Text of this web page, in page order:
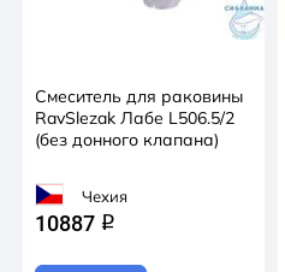
Смеситель для раковины
RavSlezak Лабе L506.5/2
(без донного клапана)
Чехия
10887 q